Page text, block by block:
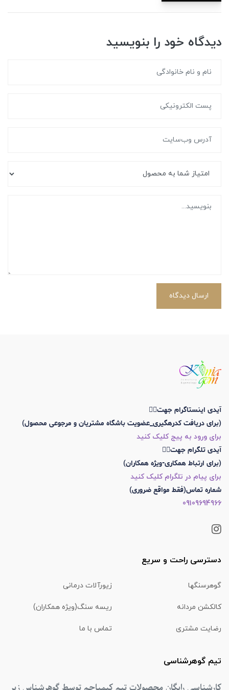
دیدگاه خود را بنویسید
ارسال دیدگاه
آیدی اینستاگرام جهت👇🏼
(برای دریافت کدرهگیری_عضویت باشگاه مشتریان و مرجوعی محصول)
برای ورود به پیج کلیک کنید
آیدی تلگرام جهت👇🏼
(برای ارتباط همکاری-ویژه همکاران)
برای پیام در تلگرام کلیک کنید
شماره تماس(فقط مواقع ضروری)
09109694966
دسترسی راحت و سریع
گوهرسنگها زیورآلات درمانی
کالکشن مردانه ریسه سنگ(ویژه همکاران)
رضایت مشتری تماس با ما
تیم گوهرشناسی